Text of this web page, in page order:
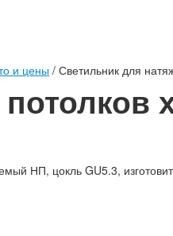
и цены / Светильник для
НП, цокль GU5.3,